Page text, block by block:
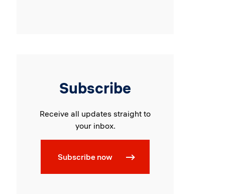
Subscribe
Receive all updates straight to
your inbox.
Subscribe now